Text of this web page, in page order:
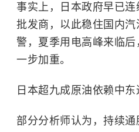
事实上，日本政府早已
批发商，以此稳住国内
警，夏季用电高峰来临
一步加重。
日本超九成原油依赖中东
部分分析师认为，持续